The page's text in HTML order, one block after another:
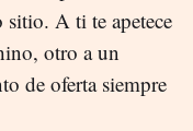
A ti te apetece
otro a un
de oferta siempre